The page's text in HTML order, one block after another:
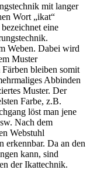
mit langer
Wort „ikat“
eine
Weben. Dabei wird
Muster
bleiben somit
Abbinden
Muster. Der
Farbe, z.B.
löst man jene
Nach dem
Webstuhl
erkennbar. Da an den
kann, sind
der Ikattechnik.